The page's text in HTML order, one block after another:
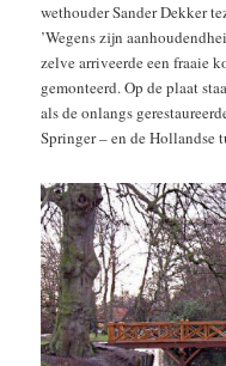
wethouder Sander Dekker
’Wegens zijn
zelve arriveerde een fraaie
gemonteerd. Op de plaat
als de onlangs
Springer – en de Hollandse